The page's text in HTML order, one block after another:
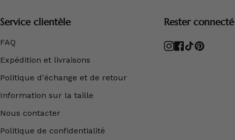
Service clientèle
FAQ
Expédition et livraisons
Politique d'échange et de retour
Information sur la taille
Nous contacter
Politique de confidentialité
Rester connecté
Instagram
Facebook
TikTokPinterest